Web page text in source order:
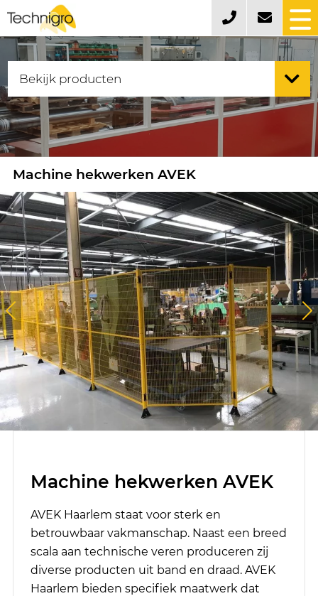
Machine hekwerken AVEK
Machine hekwerken AVEK
AVEK Haarlem staat voor sterk en
betrouwbaar vakmanschap. Naast een breed
scala aan technische veren produceren zij
diverse producten uit band en draad. AVEK
Haarlem bieden specifiek maatwerk dat